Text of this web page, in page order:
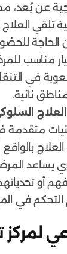
عن بُعد،
تلقي
الحاجة
مناسب
في
نائية.
متقدمة
بالواقع
يساعد
أو
التحكم في